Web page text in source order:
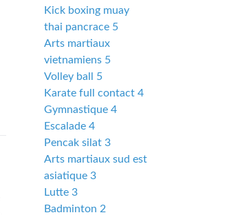
Kick boxing muay
thai pancrace 5
Arts martiaux
vietnamiens 5
Volley ball 5
Karate full contact 4
Gymnastique 4
Escalade 4
Pencak silat 3
Arts martiaux sud est
asiatique 3
Lutte 3
Badminton 2